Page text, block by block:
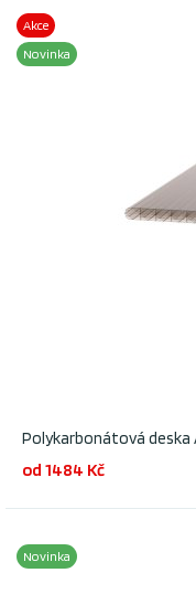
Akce
Novinka
Polykarbonátová deska
od 1484 Kč
Novinka